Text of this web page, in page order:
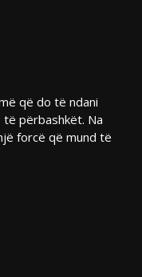
që do të ndani
përbashkët. Na
forcë që mund të